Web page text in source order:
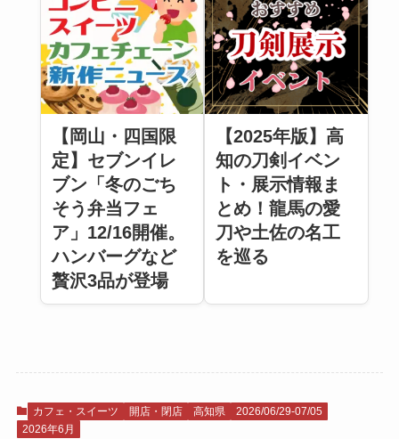
【岡山・四国限
定】セブンイレ
ブン「冬のごち
そう弁当フェ
ア」12/16開催。
ハンバーグなど
贅沢3品が登場
【2025年版】高
知の刀剣イベン
ト・展示情報ま
とめ！龍馬の愛
刀や土佐の名工
を巡る
カフェ・スイーツ 開店・閉店 高知県
2026/06/29-07/05
2026年6月